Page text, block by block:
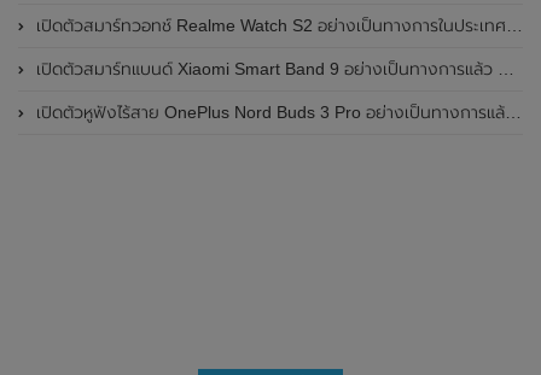
เปิดตัวสมาร์ทวอทช์ Realme Watch S2 อย่างเป็นทางการในประเทศอินเดีย มาพร้อมตัวเรือนสแตนเลสสตีล , หน้าจอแสดงผล AMOLED ขนาด 1.43 นิ้ว , แบตเตอรี่ขนาดใหญ่ใช้งานได้นาน 20 วัน และรองรับคำสั่งเสียง Super AI Engine ที่ขับเคลื่อนโดย ChatGPT
เปิดตัวสมาร์ทแบนด์ Xiaomi Smart Band 9 อย่างเป็นทางการแล้ว มาพร้อมหน้าจอ AMOLED ขนาด 1.62 นิ้ว , ตัวเรือนเป็นโลหะ และแบตเตอรี่สุดอึดสามารถใช้งานได้นานถึง 21 วัน
เปิดตัวหูฟังไร้สาย OnePlus Nord Buds 3 Pro อย่างเป็นทางการแล้ว มาพร้อมระบบตัดเสียงรบกวน (ANC) สามารถลดเสียงรบกวนได้ 49dB และแบตเตอรี่สุดอึดใช้งานได้นานสูงสุดถึง 44 ชั่วโมง